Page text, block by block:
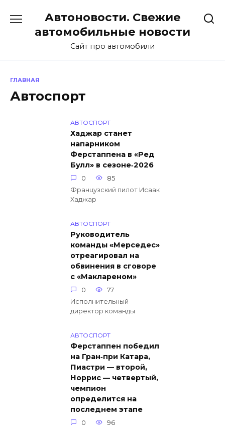
содержанию
Автоновости. Свежие
автомобильные новости
Сайт про автомобили
ГЛАВНАЯ
Автоспорт
АВТОСПОРТ
Хаджар станет
напарником
Ферстаппена в «Ред
Булл» в сезоне‑2026
0
85
Французский пилот Исаак
Хаджар
АВТОСПОРТ
Руководитель
команды «Мерседес»
отреагировал на
обвинения в сговоре
с «Маклареном»
0
77
Исполнительный
директор команды
АВТОСПОРТ
Ферстаппен победил
на Гран‑при Катара,
Пиастри — второй,
Норрис — четвертый,
чемпион
определится на
последнем этапе
0
96